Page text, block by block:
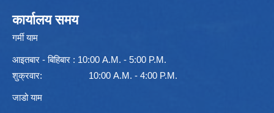
कार्यालय समय
गर्मी याम
आइतबार - बिहिबार : 10:00 A.M. - 5:00 P.M.
शुक्रवार: 10:00 A.M. - 4:00 P.M.
जाडो याम